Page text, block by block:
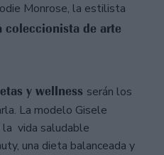
Monrose, la estilista
coleccionista de arte
y wellness serán los
La modelo Gisele
la vida saludable
una dieta balanceada y